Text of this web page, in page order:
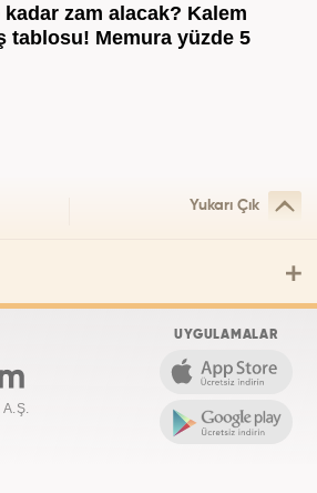
zam alacak? Kalem
tablosu! Memura yüzde 5
Yukarı Çık
UYGULAMALAR